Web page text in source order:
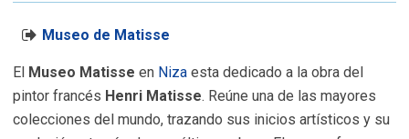
Museo de Matisse
El Museo Matisse en Niza esta dedicado a la obra del
pintor francés Henri Matisse. Reúne una de las mayores
colecciones del mundo, trazando sus inicios artísticos y su